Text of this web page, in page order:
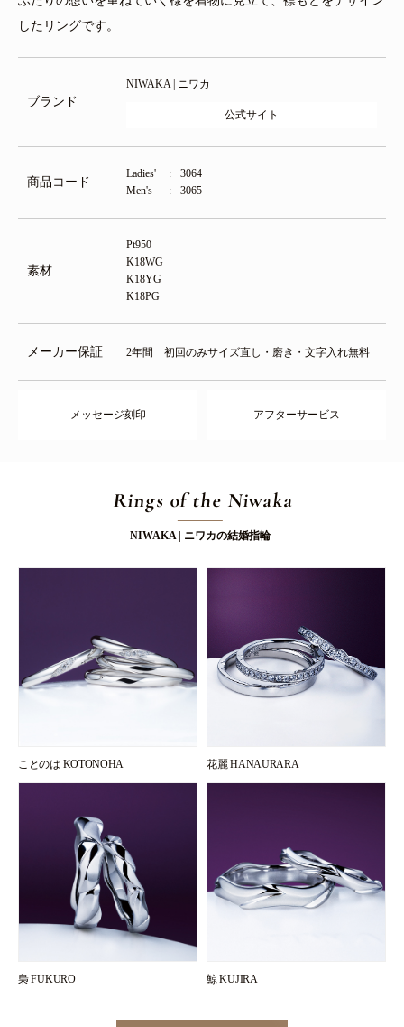
したリングです。
ブランド
NIWAKA | ニワカ
公式サイト
商品コード
Ladies'
3064
Men's
3065
素材
Pt950
K18WG
K18YG
K18PG
メーカー保証 2年間 初回のみサイズ直し・磨き・文字入れ無料
メッセージ刻印 アフターサービス
Rings of the Niwaka
NIWAKA | ニワカの結婚指輪
ことのは KOTONOHA 花麗 HANAURARA
梟 FUKURO 鯨 KUJIRA